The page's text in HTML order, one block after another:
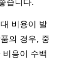
습니다.
비용이 발
의 경우, 중
용이 수백